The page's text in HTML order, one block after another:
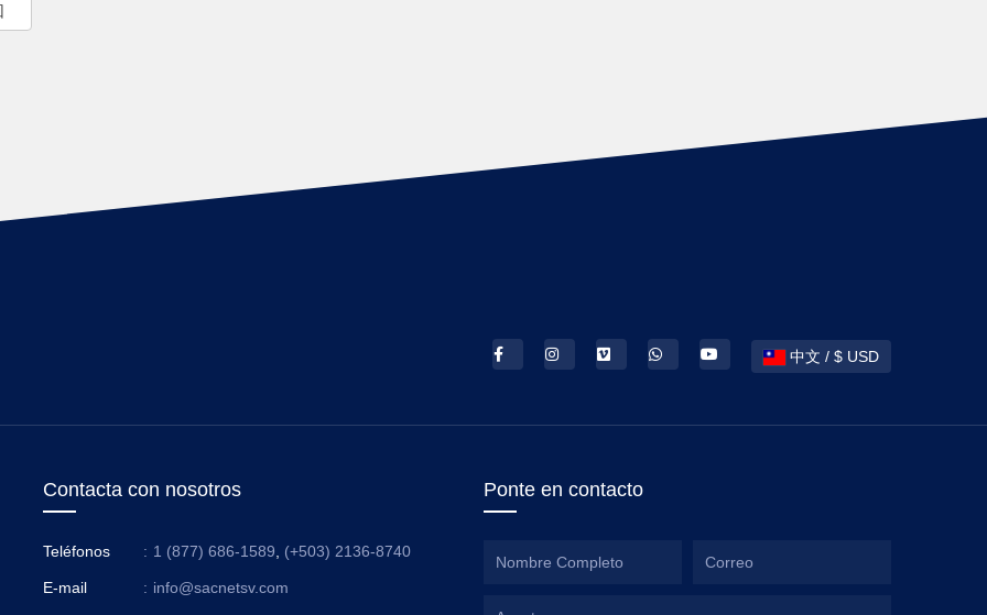
中文 / $ USD
Contacta con nosotros
Teléfonos : 1 (877) 686-1589 (+503) 2136-8740
E-mail : info@sacnetsv.com
Ponte en contacto